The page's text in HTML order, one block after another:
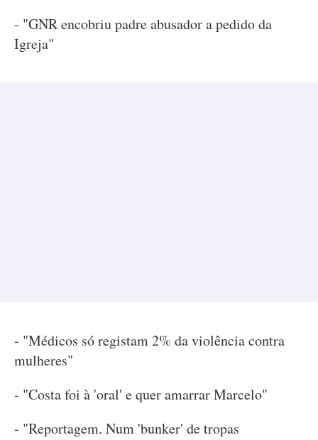
- "GNR encobriu padre abusador a pedido da
Igreja"
- "Médicos só registam 2% da violência contra
mulheres"
- "Costa foi à 'oral' e quer amarrar Marcelo"
- "Reportagem. Num 'bunker' de tropas